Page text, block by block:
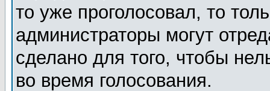
то уже проголосовал, то
администраторы могут
сделано для того, чтобы
во время голосования.